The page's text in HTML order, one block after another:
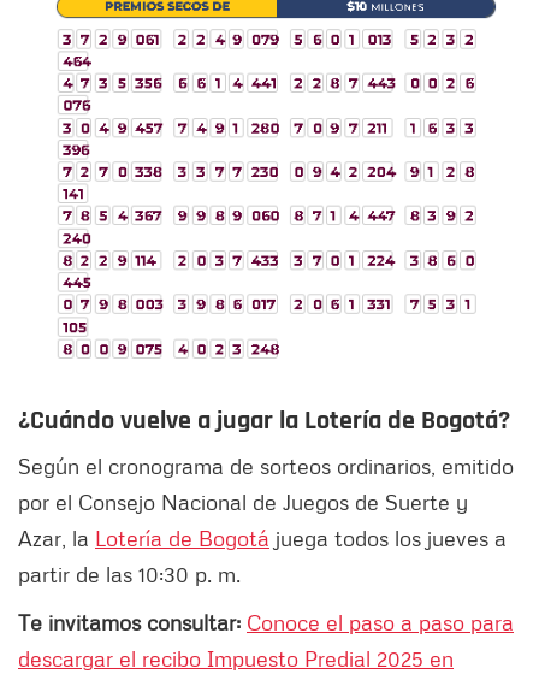
¿Cuándo vuelve a jugar la Lotería de Bogotá?
Según el cronograma de sorteos ordinarios, emitido
por el Consejo Nacional de Juegos de Suerte y
Azar, la Lotería de Bogotá juega todos los jueves a
partir de las 10:30 p. m.
Te invitamos consultar: Conoce el paso a paso para
descargar el recibo Impuesto Predial 2025 en